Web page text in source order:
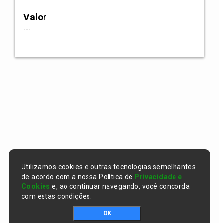
Valor
---
Utilizamos cookies e outras tecnologias semelhantes
de acordo com a nossa Política de Privacidade e
Cookies e, ao continuar navegando, você concorda
com estas condições.
OK